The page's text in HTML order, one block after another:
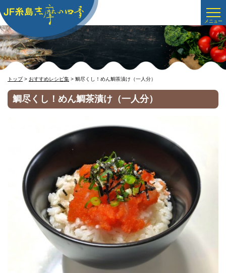
トップ> おすすめレシピ集 > 鯛尽くし！めん鯛茶漬け（一人分）
鯛尽くし！めん鯛茶漬け（一人分）